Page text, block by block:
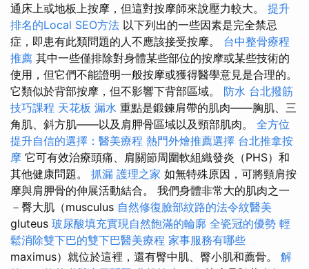
通床上或地板上按摩，但這對按摩師來說壓力較大。 提升
排名的Local SEO方法 以下列出的一些因素是完全禁忌
症，即患有此類問題的人不應該接受按摩。 台中整骨療程
推薦 其中一些僅排除對身體某些部位的按摩或某些技術的
使用，但它們不能證明一般按摩或獲得醫學意見是合理的。
它類似於背部按摩，但不影響下背部區域。 防水 台北撥筋
技巧課程 天花板 漏水 重點是鍛鍊肩帶的肌肉——胸肌、三
角肌、斜方肌——以及肩胛骨區域以及頸部肌肉。 全方位
提升自信的選擇：醫美療程 熱門外燴推薦選擇 台北推拿按
摩 它可有效治療頭痛、肩關節周圍軟組織發炎（PHS）和
其他健康問題。 抓漏 護理之家 如無特殊原因，可將頸肩按
摩與肩胛骨的伸展活動結合。 我們身體非常大的肌肉之一
－臀大肌（musculus 自然修復臉部紋路的法令紋醫美
gluteus 玻尿酸填充實現自然飽滿的輪廓 全瓷冠的優勢 輕
鬆消除雙下巴的雙下巴醫美療程 家事服務有哪些
maximus）就位於這裡，還有臀中肌、臀小肌和薦骨。 解